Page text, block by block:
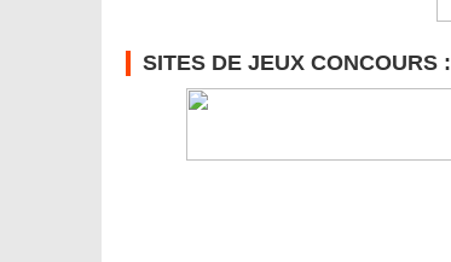
SITES DE JEUX CONCOURS :